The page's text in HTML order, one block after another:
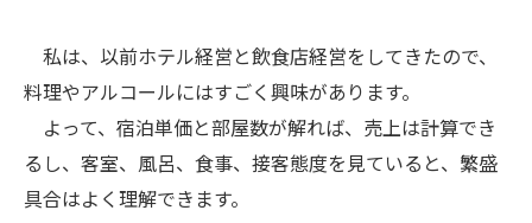
私は、以前ホテル経営と飲食店経営をしてきたので、
料理やアルコールにはすごく興味があります。
よって、宿泊単価と部屋数が解れば、売上は計算でき
るし、客室、風呂、食事、接客態度を見ていると、繁盛
具合はよく理解できます。